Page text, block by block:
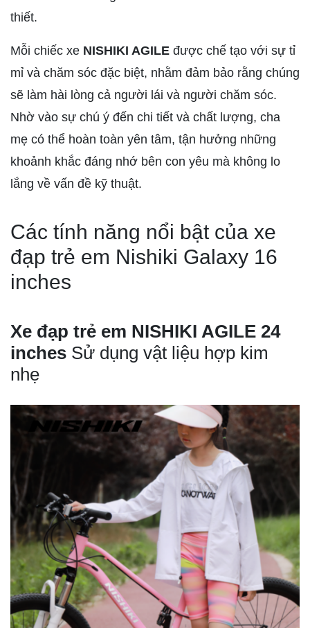
thiết.
Mỗi chiếc xe NISHIKI AGILE được chế tạo với sự tỉ
mỉ và chăm sóc đặc biệt, nhằm đảm bảo rằng chúng
sẽ làm hài lòng cả người lái và người chăm sóc.
Nhờ vào sự chú ý đến chi tiết và chất lượng, cha
mẹ có thể hoàn toàn yên tâm, tận hưởng những
khoảnh khắc đáng nhớ bên con yêu mà không lo
lắng về vấn đề kỹ thuật.
Các tính năng nổi bật của xe
đạp trẻ em Nishiki Galaxy 16
inches
Xe đạp trẻ em NISHIKI AGILE 24
inches Sử dụng vật liệu hợp kim
nhẹ